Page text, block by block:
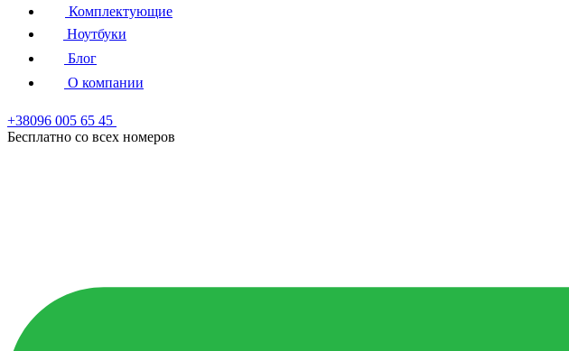
Комплектующие
Ноутбуки
Блог
О компании
+38096 005 65 45
Бесплатно со всех номеров